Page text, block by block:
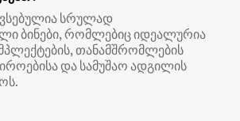
სრულად
ბინები, რომლებიც იდეალურია
თანამშრომლების
და სამუშაო ადგილის